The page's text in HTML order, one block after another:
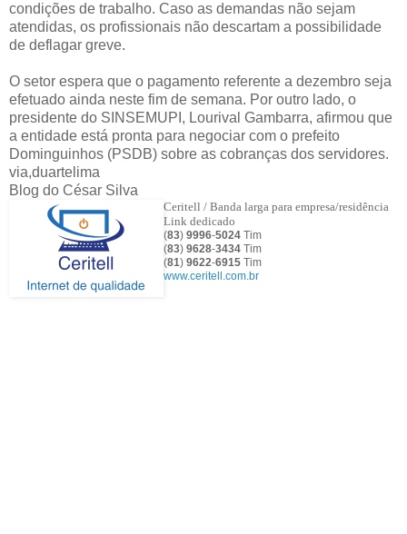
condições de trabalho. Caso as demandas não sejam
atendidas, os profissionais não descartam a possibilidade
de deflagar greve.
O setor espera que o pagamento referente a dezembro seja
efetuado ainda neste fim de semana. Por outro lado, o
presidente do SINSEMUPI, Lourival Gambarra, afirmou que
a entidade está pronta para negociar com o prefeito
Dominguinhos (PSDB) sobre as cobranças dos servidores.
via,duartelima
Blog do César Silva
Ceritell / Banda larga para empresa/residência
Link dedicado
(83) 9996-5024 Tim
(83) 9628-3434 Tim
(81) 9622-6915 Tim
www.ceritell.com.br